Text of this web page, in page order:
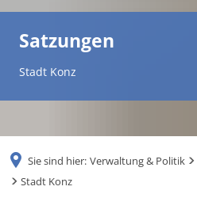
Satzungen
Stadt Konz
Sie sind hier: Verwaltung & Politik
Stadt Konz